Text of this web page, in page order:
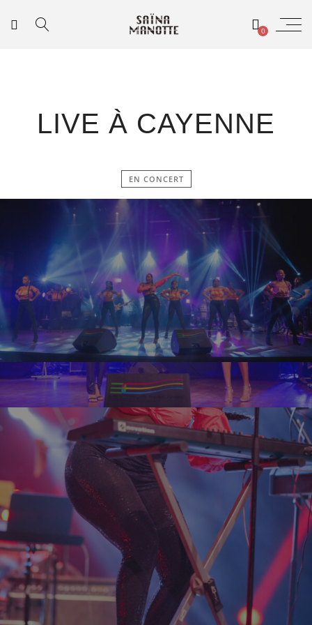
0
LIVE À CAYENNE
EN CONCERT